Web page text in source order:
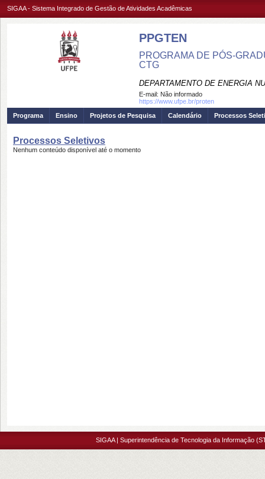
SIGAA - Sistema Integrado de Gestão de Atividades Acadêmicas
PPGTEN
PROGRAMA DE PÓS-
CTG
DEPARTAMENTO DE ENERGIA
E-mail: Não informado
https://www.ufpe.br/proten
Programa
Ensino Projetos de Pesquisa Calendário Processos
Processos Seletivos
Nenhum conteúdo disponível até o momento
SIGAA | Superintendência de Tecnologia da Informação